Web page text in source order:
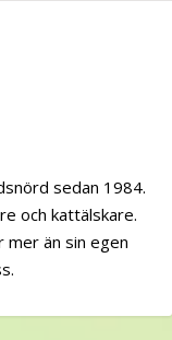
sedan 1984.
och kattälskare.
än sin egen